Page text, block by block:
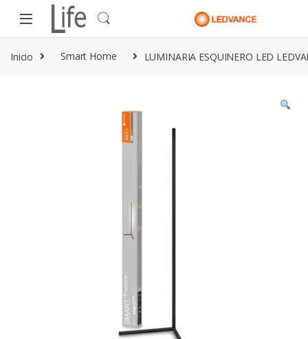
Skip to navigation
Skip to content
Inicio Smart Home LUMINARIA ESQUINERO LED